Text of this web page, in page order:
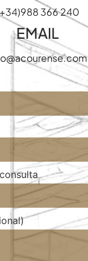
366 240
EMAIL